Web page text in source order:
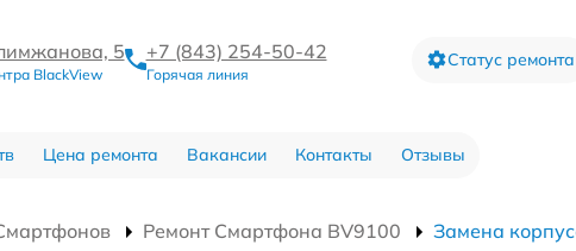
5
BlackView
+7 (843) 254-50-42
Горячая линия
Статус ремонта
Цена ремонта Вакансии Контакты Отзывы
Ремонт Смартфона BV9100 Замена